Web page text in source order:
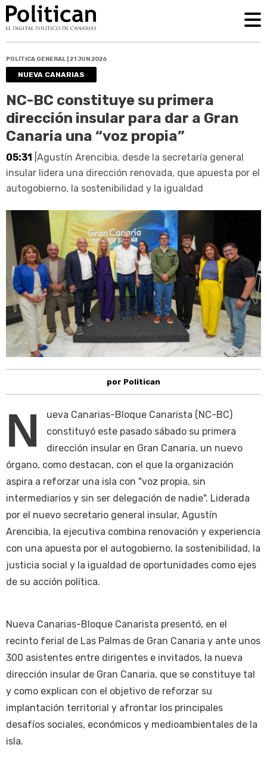
POLÍTICA GENERAL | 21 JUN 2026
NUEVA CANARIAS
NC-BC constituye su primera
dirección insular para dar a Gran
Canaria una “voz propia”
05:31 |Agustín Arencibia, desde la secretaría general
insular lidera una dirección renovada, que apuesta por el
autogobierno, la sostenibilidad y la igualdad
por Politican
N
ueva Canarias-Bloque Canarista (NC-BC)
constituyó este pasado sábado su primera
dirección insular en Gran Canaria, un nuevo
órgano, como destacan, con el que la organización
aspira a reforzar una isla con "voz propia, sin
intermediarios y sin ser delegación de nadie". Liderada
por el nuevo secretario general insular, Agustín
Arencibia, la ejecutiva combina renovación y experiencia
con una apuesta por el autogobierno, la sostenibilidad, la
justicia social y la igualdad de oportunidades como ejes
de su acción política.
Nueva Canarias-Bloque Canarista presentó, en el
recinto ferial de Las Palmas de Gran Canaria y ante unos
300 asistentes entre dirigentes e invitados, la nueva
dirección insular de Gran Canaria, que se constituye tal
y como explican con el objetivo de reforzar su
implantación territorial y afrontar los principales
desafíos sociales, económicos y medioambientales de la
isla.